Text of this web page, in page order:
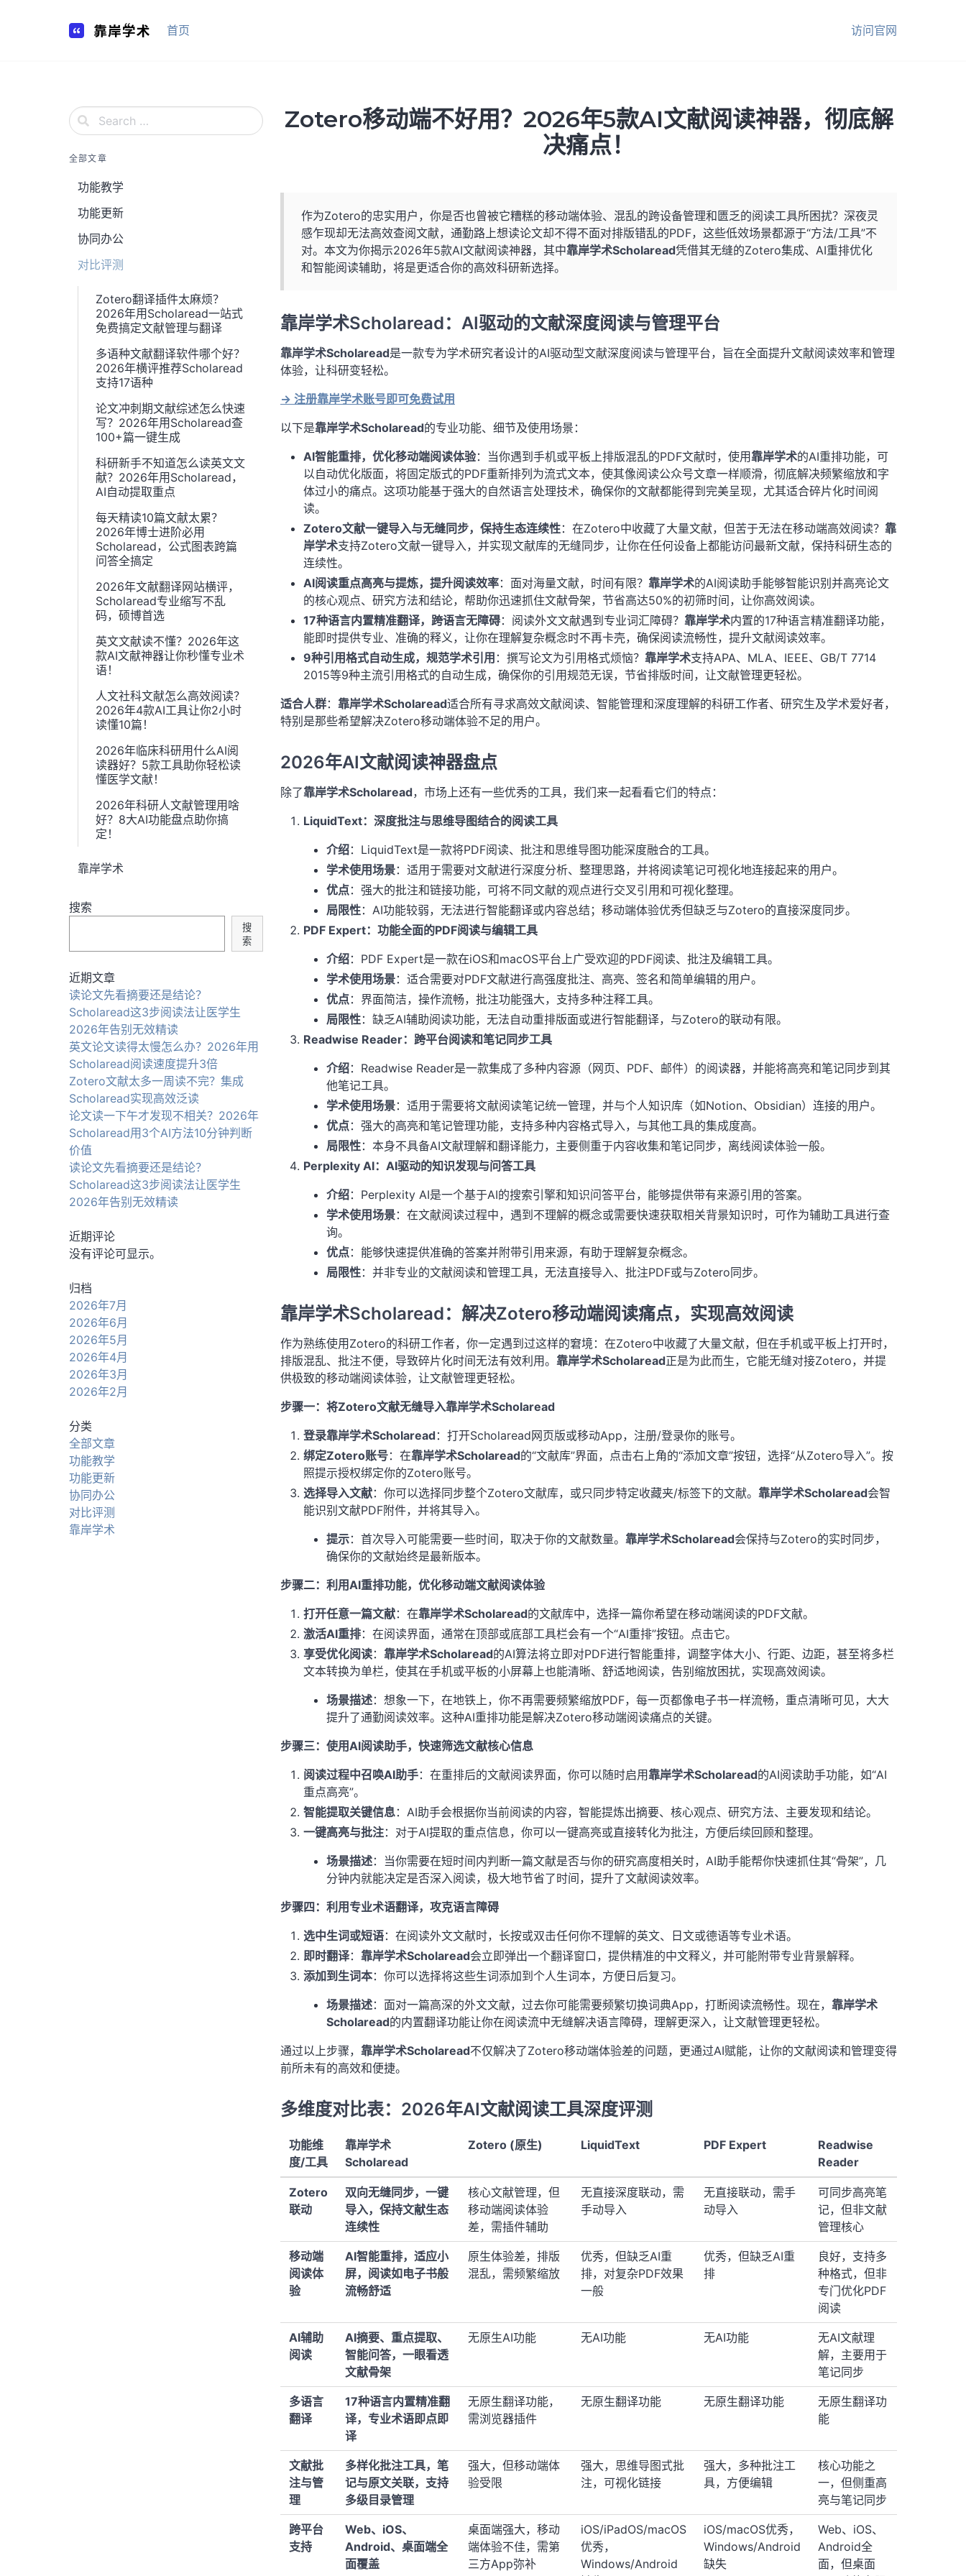
首页 访问官网
全部文章
功能教学
功能更新
协同办公
对比评测
Zotero翻译插件太麻烦？
2026年用Scholaread一站式
免费搞定文献管理与翻译
多语种文献翻译软件哪个好？
2026年横评推荐Scholaread
支持17语种
论文冲刺期文献综述怎么快速
写？2026年用Scholaread查
100+篇一键生成
科研新手不知道怎么读英文文
献？2026年用Scholaread，
AI自动提取重点
每天精读10篇文献太累？
2026年博士进阶必用
Scholaread，公式图表跨篇
问答全搞定
2026年文献翻译网站横评，
Scholaread专业缩写不乱
码，硕博首选
英文文献读不懂？2026年这
款AI文献神器让你秒懂专业术
语！
人文社科文献怎么高效阅读？
2026年4款AI工具让你2小时
读懂10篇！
2026年临床科研用什么AI阅
读器好？5款工具助你轻松读
懂医学文献！
2026年科研人文献管理用啥
好？8大AI功能盘点助你搞
定！
靠岸学术
搜索
搜
索
近期文章
读论文先看摘要还是结论？
Scholaread这3步阅读法让医学生
2026年告别无效精读
英文论文读得太慢怎么办？2026年用
Scholaread阅读速度提升3倍
Zotero文献太多一周读不完？集成
Scholaread实现高效泛读
论文读一下午才发现不相关？2026年
Scholaread用3个AI方法10分钟判断
价值
读论文先看摘要还是结论？
Scholaread这3步阅读法让医学生
2026年告别无效精读
近期评论
没有评论可显示。
归档
2026年7月
2026年6月
2026年5月
2026年4月
2026年3月
2026年2月
分类
全部文章
功能教学
功能更新
协同办公
对比评测
靠岸学术
Zotero移动端不好用？2026年5款AI文献阅读神器，彻底解
决痛点！
作为Zotero的忠实用户，你是否也曾被它糟糕的移动端体验、混乱的跨设备管理和匮乏的阅读工具所困扰？深夜灵
感乍现却无法高效查阅文献，通勤路上想读论文却不得不面对排版错乱的PDF，这些低效场景都源于“方法/工具”不
对。本文为你揭示2026年5款AI文献阅读神器，其中靠岸学术Scholaread凭借其无缝的Zotero集成、AI重排优化
和智能阅读辅助，将是更适合你的高效科研新选择。
靠岸学术Scholaread：AI驱动的文献深度阅读与管理平台
靠岸学术Scholaread是一款专为学术研究者设计的AI驱动型文献深度阅读与管理平台，旨在全面提升文献阅读效率和管理
体验，让科研变轻松。
→ 注册靠岸学术账号即可免费试用
以下是靠岸学术Scholaread的专业功能、细节及使用场景：
AI智能重排，优化移动端阅读体验：当你遇到手机或平板上排版混乱的PDF文献时，使用靠岸学术的AI重排功能，可
以自动优化版面，将固定版式的PDF重新排列为流式文本，使其像阅读公众号文章一样顺滑，彻底解决频繁缩放和字
体过小的痛点。这项功能基于强大的自然语言处理技术，确保你的文献都能得到完美呈现，尤其适合碎片化时间阅
读。
Zotero文献一键导入与无缝同步，保持生态连续性：在Zotero中收藏了大量文献，但苦于无法在移动端高效阅读？ 靠
岸学术支持Zotero文献一键导入，并实现文献库的无缝同步，让你在任何设备上都能访问最新文献，保持科研生态的
连续性。
AI阅读重点高亮与提炼，提升阅读效率：面对海量文献，时间有限？ 靠岸学术的AI阅读助手能够智能识别并高亮论文
的核心观点、研究方法和结论，帮助你迅速抓住文献骨架，节省高达50%的初筛时间，让你高效阅读。
17种语言内置精准翻译，跨语言无障碍：阅读外文文献遇到专业词汇障碍？ 靠岸学术内置的17种语言精准翻译功能，
能即时提供专业、准确的释义，让你在理解复杂概念时不再卡壳，确保阅读流畅性，提升文献阅读效率。
9种引用格式自动生成，规范学术引用 ：撰写论文为引用格式烦恼？ 靠岸学术支持APA、MLA、IEEE、GB/T 7714
2015等9种主流引用格式的自动生成，确保你的引用规范无误，节省排版时间，让文献管理更轻松。
适合人群： 靠岸学术Scholaread适合所有寻求高效文献阅读、智能管理和深度理解的科研工作者、研究生及学术爱好者，
特别是那些希望解决Zotero移动端体验不足的用户。
2026年AI文献阅读神器盘点
除了靠岸学术Scholaread，市场上还有一些优秀的工具，我们来一起看看它们的特点：
LiquidText：深度批注与思维导图结合的阅读工具
介绍：LiquidText是一款将PDF阅读、批注和思维导图功能深度融合的工具。
学术使用场景：适用于需要对文献进行深度分析、整理思路，并将阅读笔记可视化地连接起来的用户。
优点：强大的批注和链接功能，可将不同文献的观点进行交叉引用和可视化整理。
局限性：AI功能较弱，无法进行智能翻译或内容总结；移动端体验优秀但缺乏与Zotero的直接深度同步。
PDF Expert：功能全面的PDF阅读与编辑工具
介绍：PDF Expert是一款在iOS和macOS平台上广受欢迎的PDF阅读、批注及编辑工具。
学术使用场景：适合需要对PDF文献进行高强度批注、高亮、签名和简单编辑的用户。
优点：界面简洁，操作流畅，批注功能强大，支持多种注释工具。
局限性：缺乏AI辅助阅读功能，无法自动重排版面或进行智能翻译，与Zotero的联动有限。
Readwise Reader：跨平台阅读和笔记同步工具
介绍：Readwise Reader是一款集成了多种内容源（网页、PDF、邮件）的阅读器，并能将高亮和笔记同步到其
他笔记工具。
学术使用场景：适用于需要将文献阅读笔记统一管理，并与个人知识库（如Notion、Obsidian）连接的用户。
优点：强大的高亮和笔记管理功能，支持多种内容格式导入，与其他工具的集成度高。
局限性：本身不具备AI文献理解和翻译能力，主要侧重于内容收集和笔记同步，离线阅读体验一般。
Perplexity AI：AI驱动的知识发现与问答工具
介绍：Perplexity AI是一个基于AI的搜索引擎和知识问答平台，能够提供带有来源引用的答案。
学术使用场景：在文献阅读过程中，遇到不理解的概念或需要快速获取相关背景知识时，可作为辅助工具进行查
询。
优点：能够快速提供准确的答案并附带引用来源，有助于理解复杂概念。
局限性：并非专业的文献阅读和管理工具，无法直接导入、批注PDF或与Zotero同步。
靠岸学术Scholaread：解决Zotero移动端阅读痛点，实现高效阅读
作为熟练使用Zotero的科研工作者，你一定遇到过这样的窘境：在Zotero中收藏了大量文献，但在手机或平板上打开时，
排版混乱、批注不便，导致碎片化时间无法有效利用。 靠岸学术Scholaread正是为此而生，它能无缝对接Zotero，并提
供极致的移动端阅读体验，让文献管理更轻松。
步骤一：将Zotero文献无缝导入靠岸学术Scholaread
登录靠岸学术Scholaread：打开Scholaread网页版或移动App，注册/登录你的账号。
绑定Zotero账号：在靠岸学术Scholaread的“文献库”界面，点击右上角的“添加文章”按钮，选择“从Zotero导入”。按
照提示授权绑定你的Zotero账号。
选择导入文献：你可以选择同步整个Zotero文献库，或只同步特定收藏夹/标签下的文献。 靠岸学术Scholaread会智
能识别文献PDF附件，并将其导入。
提示：首次导入可能需要一些时间，取决于你的文献数量。 靠岸学术Scholaread会保持与Zotero的实时同步，
确保你的文献始终是最新版本。
步骤二：利用AI重排功能，优化移动端文献阅读体验
打开任意一篇文献：在靠岸学术Scholaread的文献库中，选择一篇你希望在移动端阅读的PDF文献。
激活AI重排：在阅读界面，通常在顶部或底部工具栏会有一个“AI重排”按钮。点击它。
享受优化阅读： 靠岸学术Scholaread的AI算法将立即对PDF进行智能重排，调整字体大小、行距、边距，甚至将多栏
文本转换为单栏，使其在手机或平板的小屏幕上也能清晰、舒适地阅读，告别缩放困扰，实现高效阅读。
场景描述：想象一下，在地铁上，你不再需要频繁缩放PDF，每一页都像电子书一样流畅，重点清晰可见，大大
提升了通勤阅读效率。这种AI重排功能是解决Zotero移动端阅读痛点的关键。
步骤三：使用AI阅读助手，快速筛选文献核心信息
阅读过程中召唤AI助手：在重排后的文献阅读界面，你可以随时启用靠岸学术Scholaread的AI阅读助手功能，如“AI
重点高亮”。
智能提取关键信息：AI助手会根据你当前阅读的内容，智能提炼出摘要、核心观点、研究方法、主要发现和结论。
一键高亮与批注：对于AI提取的重点信息，你可以一键高亮或直接转化为批注，方便后续回顾和整理。
场景描述：当你需要在短时间内判断一篇文献是否与你的研究高度相关时，AI助手能帮你快速抓住其“骨架”，几
分钟内就能决定是否深入阅读，极大地节省了时间，提升了文献阅读效率。
步骤四：利用专业术语翻译，攻克语言障碍
选中生词或短语：在阅读外文文献时，长按或双击任何你不理解的英文、日文或德语等专业术语。
即时翻译： 靠岸学术Scholaread会立即弹出一个翻译窗口，提供精准的中文释义，并可能附带专业背景解释。
添加到生词本：你可以选择将这些生词添加到个人生词本，方便日后复习。
场景描述：面对一篇高深的外文文献，过去你可能需要频繁切换词典App，打断阅读流畅性。现在， 靠岸学术
Scholaread的内置翻译功能让你在阅读流中无缝解决语言障碍，理解更深入，让文献管理更轻松。
通过以上步骤， 靠岸学术Scholaread不仅解决了Zotero移动端体验差的问题，更通过AI赋能，让你的文献阅读和管理变得
前所未有的高效和便捷。
多维度对比表：2026年AI文献阅读工具深度评测
功能维
度/工具
靠岸学术
Scholaread
Zotero (原生) LiquidText PDF Expert
Readwise
Reader
Zotero
联动
双向无缝同步，一键
导入，保持文献生态
连续性
核心文献管理，但
移动端阅读体验
差，需插件辅助
无直接深度联动，需
手动导入
无直接联动，需手
动导入
可同步高亮笔
记，但非文献
管理核心
移动端
阅读体
验
AI智能重排，适应小
屏，阅读如电子书般
流畅舒适
原生体验差，排版
混乱，需频繁缩放
优秀，但缺乏AI重
排，对复杂PDF效果
一般
优秀，但缺乏AI重
排
良好，支持多
种格式，但非
专门优化PDF
阅读
AI辅助
阅读
AI摘要、重点提取、
智能问答，一眼看透
文献骨架
无原生AI功能 无AI功能 无AI功能
无AI文献理
解，主要用于
笔记同步
多语言
翻译
17种语言内置精准翻
译，专业术语即点即
译
无原生翻译功能，
需浏览器插件
无原生翻译功能 无原生翻译功能
无原生翻译功
能
文献批
注与管
理
多样化批注工具，笔
记与原文关联，支持
多级目录管理
强大，但移动端体
验受限
强大，思维导图式批
注，可视化链接
强大，多种批注工
具，方便编辑
核心功能之
一，但侧重高
亮与笔记同步
跨平台
支持
Web、iOS、
Android、桌面端全
面覆盖
桌面端强大，移动
端体验不佳，需第
三方App弥补
iOS/iPadOS/macOS
优秀，
Windows/Android
iOS/macOS优秀，
Windows/Android
缺失
Web、iOS、
Android全
面，但桌面